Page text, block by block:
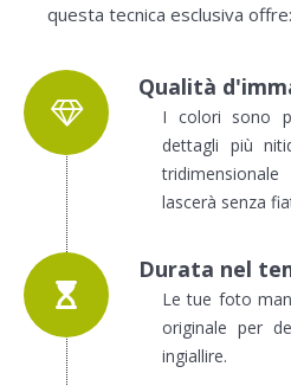
questa tecnica esclusiva offre:
Qualità
I colori sono
dettagli più
lascerà senza
Durata nel
Le tue foto
originale per
ingiallire.